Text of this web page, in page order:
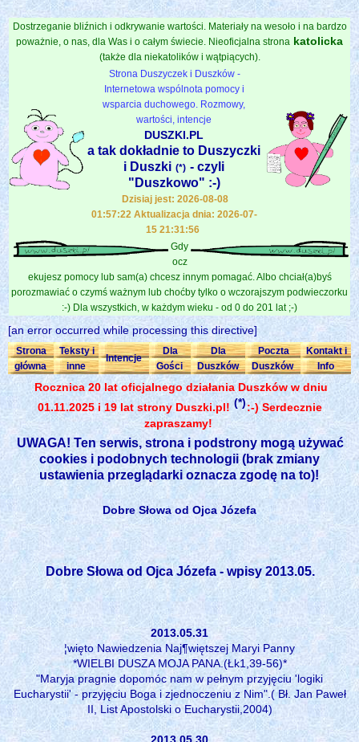
Dostrzeganie bliźnich i odkrywanie wartości. Materiały na wesoło i na bardzo
poważnie, o nas, dla Was i o całym świecie. Nieoficjalna strona katolicka
(także dla niekatolików i wątpiących).
Strona Duszyczek i Duszków -
Internetowa wspólnota pomocy i
wsparcia duchowego. Rozmowy,
wartości, intencje
DUSZKI.PL
a tak dokładnie to Duszyczki
i Duszki (*) - czyli
"Duszkowo" :-)
Dzisiaj jest: 2026-08-08
01:57:22 Aktualizacja dnia: 2026-07-
15 21:31:56
Gdy
ocz
ekujesz pomocy lub sam(a) chcesz innym pomagać. Albo chciał(a)byś
porozmawiać o czymś ważnym lub choćby tylko o wczorajszym podwieczorku
:-) Dla wszystkich, w każdym wieku - od 0 do 201 lat ;-)
[an error occurred while processing this directive]
Strona
główna
Teksty i
inne
Intencje
Dla
Gości
Dla
Duszków
Poczta
Duszków
Kontakt i
Info
Rocznica 20 lat oficjalnego działania Duszków w dniu
01.11.2025 i 19 lat strony Duszki.pl! (*):-) Serdecznie
zapraszamy!
UWAGA! Ten serwis, strona i podstrony mogą używać
cookies i podobnych technologii (brak zmiany
ustawienia przeglądarki oznacza zgodę na to)!
Dobre Słowa od Ojca Józefa
Dobre Słowa od Ojca Józefa - wpisy 2013.05.
2013.05.31
¦więto Nawiedzenia Naj¶więtszej Maryi Panny
*WIELBI DUSZA MOJA PANA.(Łk1,39-56)*
"Maryja pragnie dopomóc nam w pełnym przyjęciu 'logiki
Eucharystii' - przyjęciu Boga i zjednoczeniu z Nim".( Bł. Jan Paweł
II, List Apostolski o Eucharystii,2004)
2013.05.30